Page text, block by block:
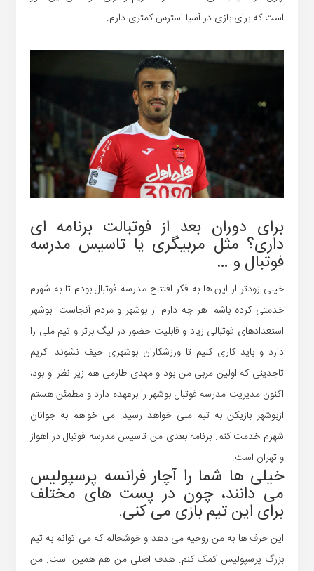
است که برای بازی در آسیا استرس کمتری دارم.
برای دوران بعد از فوتبالت برنامه ای
داری؟ مثل مربیگری یا تاسیس مدرسه
فوتبال و …
خیلی زودتر از این ها به فکر افتتاح مدرسه فوتبال بودم تا به شهرم
خدمتی کرده باشم. هر چه دارم از بوشهر و مردم آنجاست. بوشهر
استعدادهای فوتبالی زیاد و قابلیت حضور در لیگ برتر و تیم ملی را
دارد و باید کاری کنیم تا ورزشکاران بوشهری حیف نشوند. کریم
تاجدینی که اولین مربی من بود و مهدی طارمی هم زیر نظر او بود،
اکنون مدیریت مدرسه فوتبال بوشهر را برعهده دارد و مطمئن هستم
ازبوشهر بازیکن به تیم ملی خواهد رسید. می خواهم به جوانان
شهرم خدمت کنم. برنامه بعدی من تاسیس مدرسه فوتبال در اهواز
و تهران است.
خیلی ها شما را آچار فرانسه پرسپولیس
می دانند، چون در پست های مختلف
برای این تیم بازی می کنی.
این حرف ها به من روحیه می دهد و خوشحالم که می توانم به تیم
بزرگ پرسپولیس کمک کنم. هدف اصلی من هم همین است. من